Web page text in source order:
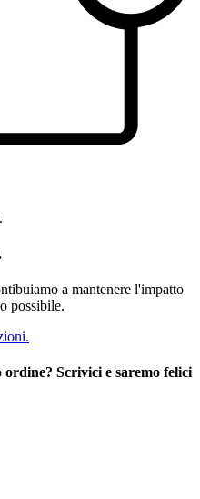
a mantenere l'impatto
possibile.
Scrivici e saremo felici